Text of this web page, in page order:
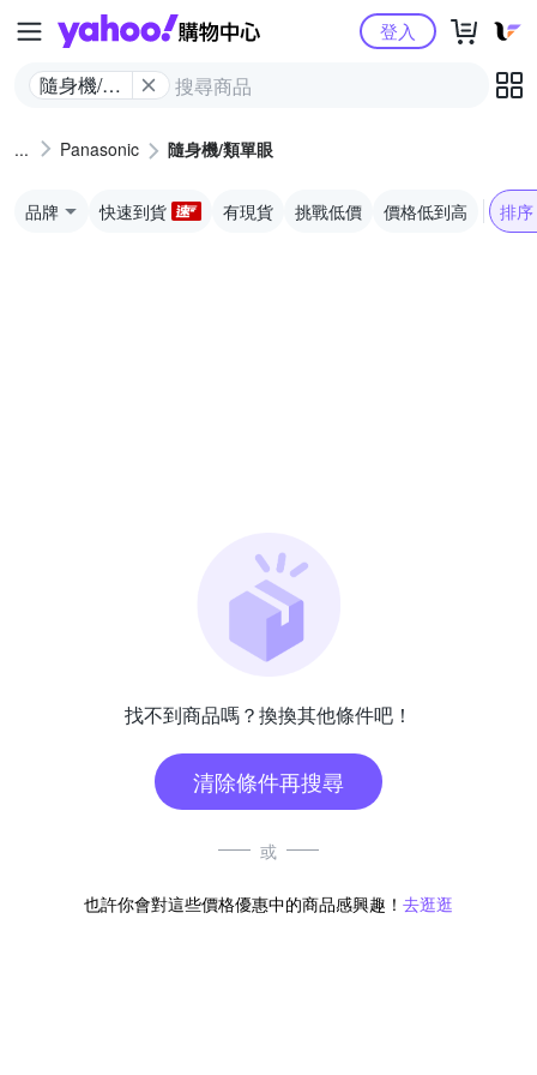
Yahoo購物中心
隨身機/類
登入
Panasonic 隨身機/類單眼
品牌 快速到貨 有現貨 挑戰低價 價格低到高 排序
找不到商品嗎？換換其他條件吧！
清除條件再搜尋
或
也許你會對這些價格優惠中的商品感興趣！ 去逛逛